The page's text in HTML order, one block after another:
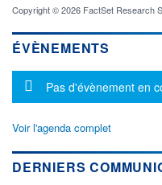
Copyright © 2026 FactSet Research
ÉVÈNEMENTS
Message
Pas d'évènement en
Voir l'agenda complet
DERNIERS